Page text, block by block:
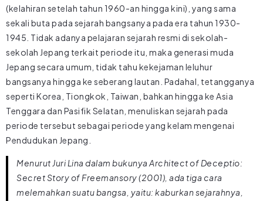
(kelahiran setelah tahun 1960-an hingga kini), yang sama
sekali buta pada sejarah bangsanya pada era tahun 1930-
1945. Tidak adanya pelajaran sejarah resmi di sekolah-
sekolah Jepang terkait periode itu, maka generasi muda
Jepang secara umum, tidak tahu kekejaman leluhur
bangsanya hingga ke seberang lautan. Padahal, tetangganya
seperti Korea, Tiongkok, Taiwan, bahkan hingga ke Asia
Tenggara dan Pasifik Selatan, menuliskan sejarah pada
periode tersebut sebagai periode yang kelam mengenai
Pendudukan Jepang.
Menurut Juri Lina dalam bukunya Architect of Deceptio:
Secret Story of Freemansory(2001), ada tiga cara
melemahkan suatu bangsa, yaitu: kaburkan sejarahnya,